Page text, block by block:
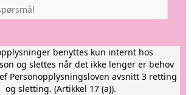
benyttes kun internt hos
og slettes når det ikke lenger er behov
Personopplysningsloven avsnitt 3 retting
og sletting. (Artikkel 17 (a)).